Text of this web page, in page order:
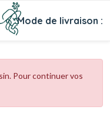
Mode de livraison :
Pour continuer vos